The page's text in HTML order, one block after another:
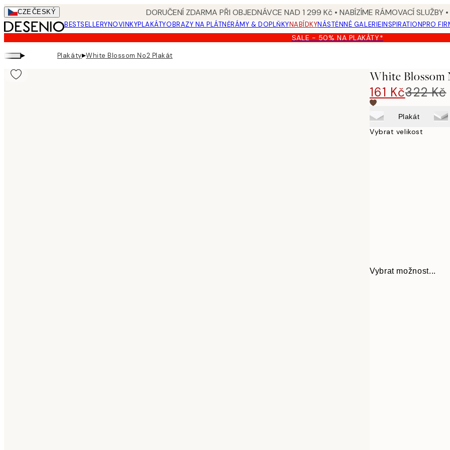
Skip
to
main
content.
CZEČESKÝ DORUČENÍ ZDARMA PŘI OBJEDNÁVCE NAD 1 299 Kč • NABÍZÍME RÁMOVACÍ SLUŽBY
BESTSELLERYNOVINKYPLAKÁTYOBRAZY NA PLÁTNĚRÁMY & DOPLŇKYNABÍDKYNÁSTĚNNÉ GALERIEINSPIRATIONPRO
SALE - 50% NA PLAKÁTY*
▸ Plakáty▸White Blossom No2 Plakát
White Blossom
161 Kč322 Kč
Plakát
Vybrat velikost
Vybrat možnost...